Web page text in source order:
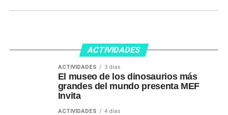
ACTIVIDADES
ACTIVIDADES 3 días
El museo de los dinosaurios más
grandes del mundo presenta MEF
Invita
ACTIVIDADES 4 días